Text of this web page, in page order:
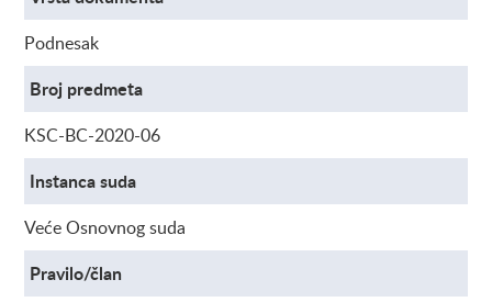
Podnesak
Broj predmeta
KSC-BC-2020-06
Instanca suda
Veće Osnovnog suda
Pravilo/član